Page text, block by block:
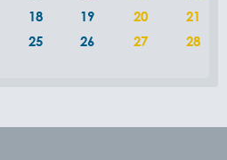
18 19 20
21
25 26 27
28